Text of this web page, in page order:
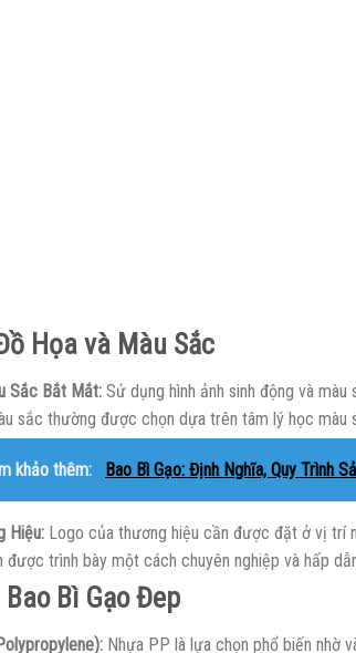
Họa và Màu Sắc
Sắc Bắt Mắt: Sử dụng hình ảnh sinh động và
sắc thường được chọn dựa trên tâm lý học
khảo thêm: Bao Bì Gạo: Định Nghĩa, Quy Trình
Hiệu: Logo của thương hiệu cần được đặt ở vị trí
được trình bày một cách chuyên nghiệp và hấp
Bì Gạo Đep
Nhựa PP là lựa chọn phổ biến nhờ